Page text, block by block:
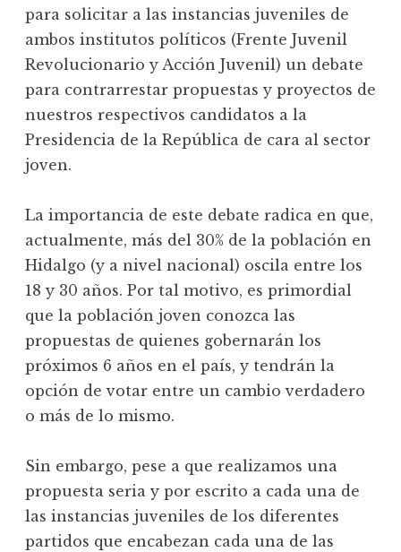
para solicitar a las instancias juveniles de
ambos institutos políticos (Frente Juvenil
Revolucionario y Acción Juvenil) un debate
para contrarrestar propuestas y proyectos de
nuestros respectivos candidatos a la
Presidencia de la República de cara al sector
joven.
La importancia de este debate radica en que,
actualmente, más del 30% de la población en
Hidalgo (y a nivel nacional) oscila entre los
18 y 30 años. Por tal motivo, es primordial
que la población joven conozca las
propuestas de quienes gobernarán los
próximos 6 años en el país, y tendrán la
opción de votar entre un cambio verdadero
o más de lo mismo.
Sin embargo, pese a que realizamos una
propuesta seria y por escrito a cada una de
las instancias juveniles de los diferentes
partidos que encabezan cada una de las